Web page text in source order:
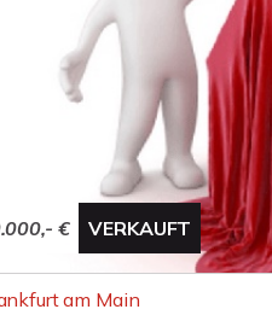
€ VERKAUFT
am Main